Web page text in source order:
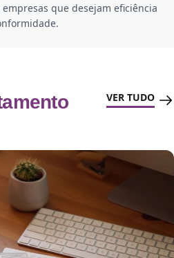
que desejam eficiência
VER TUDO